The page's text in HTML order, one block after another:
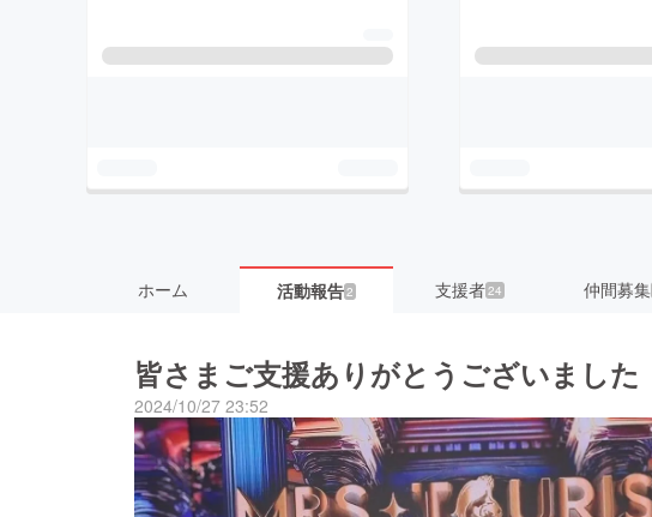
ホーム 活動報告2 支援者24 仲間募集
皆さまご支援ありがとうございました
2024/10/27 23:52